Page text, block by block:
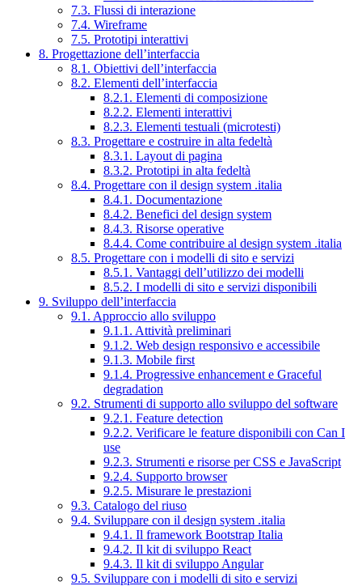
7.3. Flussi di interazione
7.4. Wireframe
7.5. Prototipi interattivi
8. Progettazione dell’interfaccia
8.1. Obiettivi dell’interfaccia
8.2. Elementi dell’interfaccia
8.2.1. Elementi di composizione
8.2.2. Elementi interattivi
8.2.3. Elementi testuali (microtesti)
8.3. Progettare e costruire in alta fedeltà
8.3.1. Layout di pagina
8.3.2. Prototipi in alta fedeltà
8.4. Progettare con il design system .italia
8.4.1. Documentazione
8.4.2. Benefici del design system
8.4.3. Risorse operative
8.4.4. Come contribuire al design system .italia
8.5. Progettare con i modelli di sito e servizi
8.5.1. Vantaggi dell’utilizzo dei modelli
8.5.2. I modelli di sito e servizi disponibili
9. Sviluppo dell’interfaccia
9.1. Approccio allo sviluppo
9.1.1. Attività preliminari
9.1.2. Web design responsivo e accessibile
9.1.3. Mobile first
9.1.4. Progressive enhancement e Graceful
degradation
9.2. Strumenti di supporto allo sviluppo del software
9.2.1. Feature detection
9.2.2. Verificare le feature disponibili con Can I
use
9.2.3. Strumenti e risorse per CSS e JavaScript
9.2.4. Supporto browser
9.2.5. Misurare le prestazioni
9.3. Catalogo del riuso
9.4. Sviluppare con il design system .italia
9.4.1. Il framework Bootstrap Italia
9.4.2. Il kit di sviluppo React
9.4.3. Il kit di sviluppo Angular
9.5. Sviluppare con i modelli di sito e servizi